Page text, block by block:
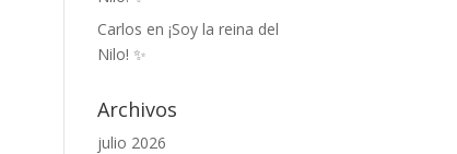
Carlos en¡Soy la reina del
Nilo! ✨
Archivos
julio 2026